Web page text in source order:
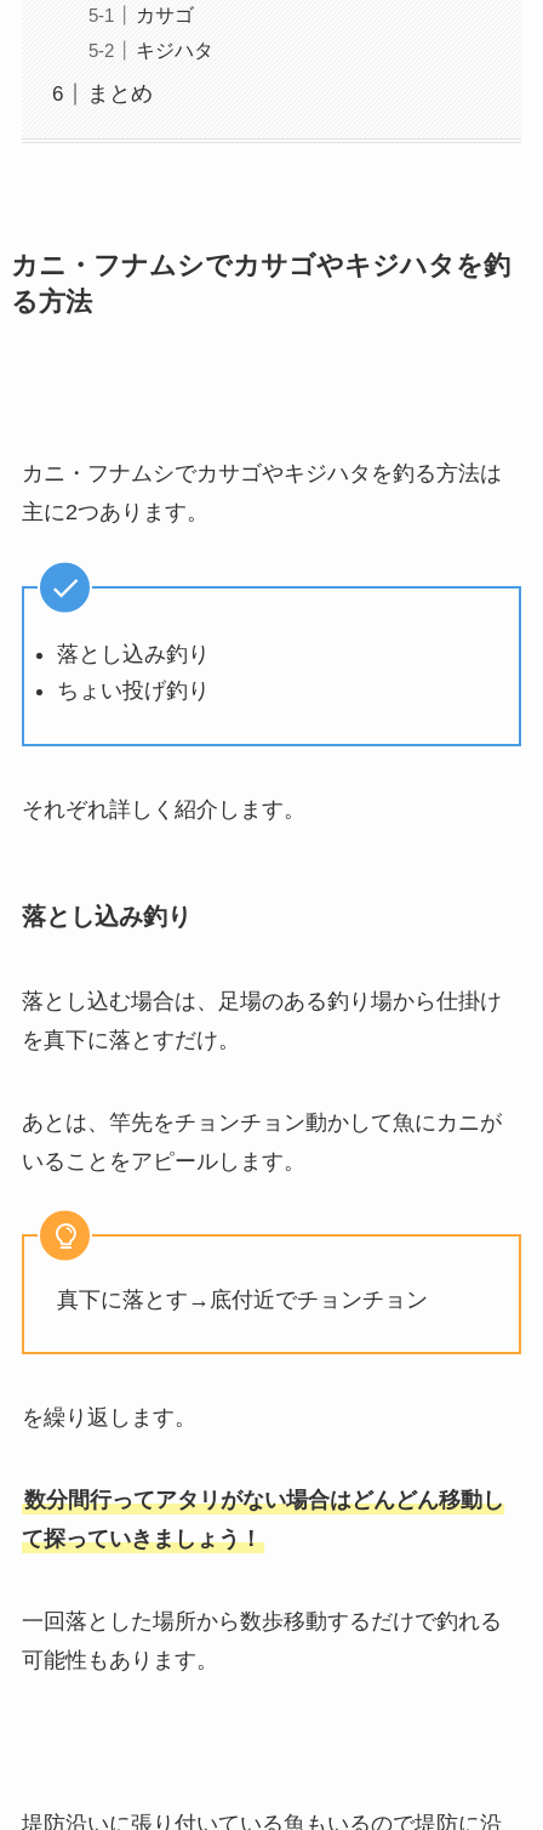
カサゴ
キジハタ
まとめ
カニ・フナムシでカサゴやキジハタを釣
る方法
カニ・フナムシでカサゴやキジハタを釣る方法は
主に2つあります。
落とし込み釣り
ちょい投げ釣り
それぞれ詳しく紹介します。
落とし込み釣り
落とし込む場合は、足場のある釣り場から仕掛け
を真下に落とすだけ。
あとは、竿先をチョンチョン動かして魚にカニが
いることをアピールします。
真下に落とす→底付近でチョンチョン
を繰り返します。
数分間行ってアタリがない場合はどんどん移動し
て探っていきましょう！
一回落とした場所から数歩移動するだけで釣れる
可能性もあります。
堤防沿いに張り付いている魚もいるので堤防に沿